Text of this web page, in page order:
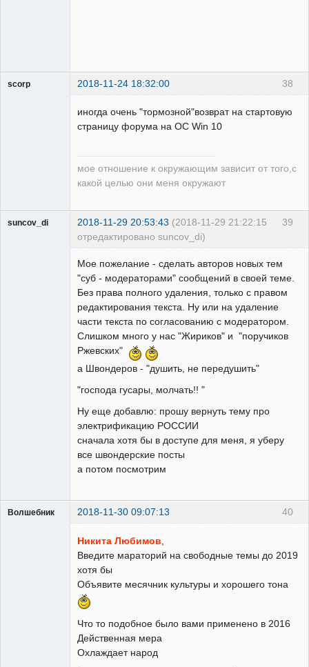
38
scorp 2018-11-24 18:32:00
иногда очень "тормозной"возврат на стартовую
страницу форума на ОС Win 10
мое отношение к окружающим зависит от того,с
какой целью они меня окружают
39
suncov_di 2018-11-29 20:53:43 (2018-11-29 21:22:15
отредактировано suncov_di)
Мое пожелание - сделать авторов новых тем
"суб - модераторами" сообщений в своей теме.
Без права полного удаления, только с правом
редактирования текста. Ну или на удаление
части текста по согласованию с модератором.
Слишком много у нас "Жириков" и "поручиков
Ржевских"
а Швондеров - "душить, не передушить"
"господа гусары, молчать!! "
Ну еще добавлю: прошу вернуть тему про
электрификацию РОССИИ
сначала хотя бы в доступе для меня, я уберу
все швондерские посты
а потом посмотрим
40
Волшебник 2018-11-30 09:07:13
Никита Любимов
Введите мараторий на свободные темы до 2019
хотя бы
Объявите месячник культуры и хорошего тона
Что то подобное было вами применено в 2016
Действенная мера
Охлаждает народ